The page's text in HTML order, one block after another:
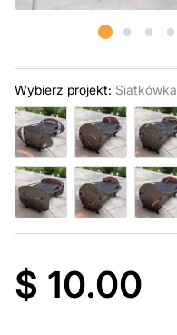
Wybierz projekt: Siatkówka
$ 10.00